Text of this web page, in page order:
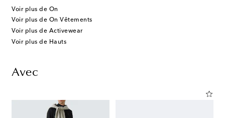
Voir plus de On
Voir plus de On Vêtements
Voir plus de Activewear
Voir plus de Hauts
Avec